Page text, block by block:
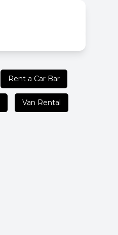
Rent a Car Bar
Van Rental